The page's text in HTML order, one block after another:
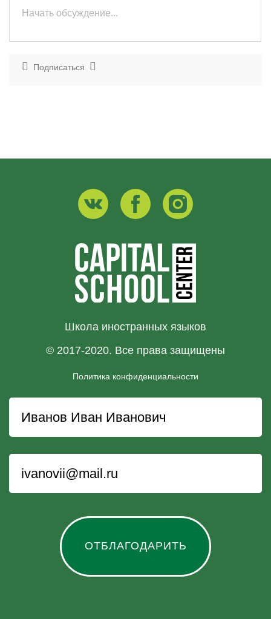
Подписаться
Школа иностранных языков
© 2017-2020. Все права защищены
Политика конфиденциальности
ОТБЛАГОДАРИТЬ